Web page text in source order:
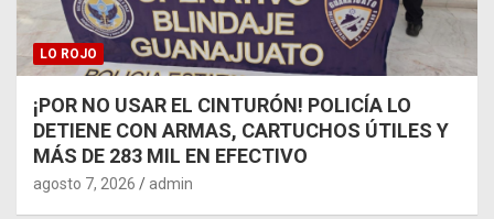
LO ROJO
¡POR NO USAR EL CINTURÓN! POLICÍA LO
DETIENE CON ARMAS, CARTUCHOS ÚTILES Y
MÁS DE 283 MIL EN EFECTIVO
agosto 7, 2026 admin